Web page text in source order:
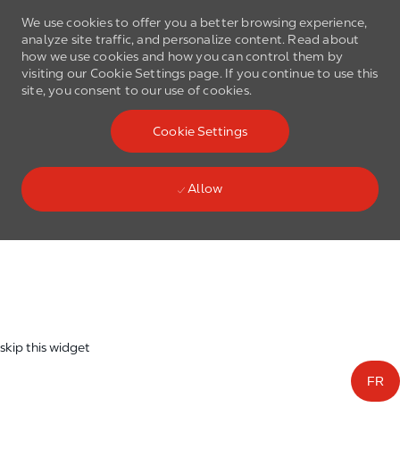
We use cookies to offer you a better browsing experience,
analyze site traffic, and personalize content. Read about
how we use cookies and how you can control them by
visiting our Cookie Settings page. If you continue to use this
site, you consent to our use of cookies.
Cookie Settings
Allow
Skip to main content
skip this widget
FR